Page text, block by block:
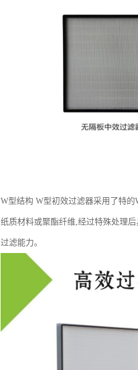
W型结构 W型初效过滤器采用了特
纸质材料或聚酯纤维,经过特殊处理
过滤能力。